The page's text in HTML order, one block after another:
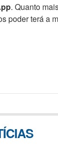
. Quanto
poder terá a